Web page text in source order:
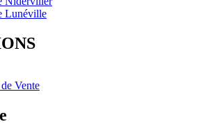
Lunéville
Vente